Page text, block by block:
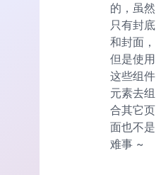
的，虽然
只有封底
和封面，
但是使用
这些组件
元素去组
合其它页
面也不是
难事 ~